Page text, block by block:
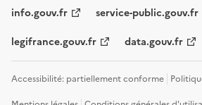
info.gouv.fr service-public.gouv.fr
legifrance.gouv.fr data.gouv.fr
Accessibilité: partiellement conforme